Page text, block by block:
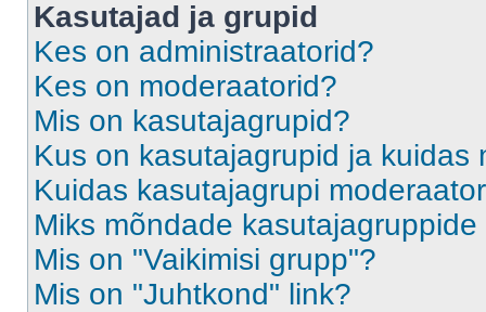
Kasutajad ja grupid
Kes on administraatorid?
Kes on moderaatorid?
Mis on kasutajagrupid?
Kus on kasutajagrupid ja kuidas
Kuidas kasutajagrupi
Miks mõndade
Mis on "Vaikimisi grupp"?
Mis on "Juhtkond" link?